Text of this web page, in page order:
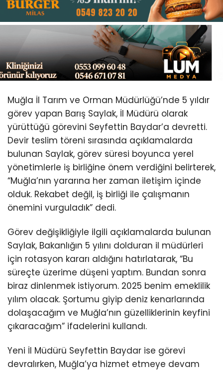
Youtube
Muğla İl Tarım ve Orman Müdürlüğü’nde 5 yıldır
görev yapan Barış Saylak, İl Müdürü olarak
yürüttüğü görevini Seyfettin Baydar’a devretti.
Devir teslim töreni sırasında açıklamalarda
bulunan Saylak, görev süresi boyunca yerel
yönetimlerle iş birliğine önem verdiğini belirterek,
“Muğla’nın yararına her zaman iletişim içinde
olduk. Rekabet değil, iş birliği ile çalışmanın
önemini vurguladık” dedi.
Görev değişikliğiyle ilgili açıklamalarda bulunan
Saylak, Bakanlığın 5 yılını dolduran il müdürleri
için rotasyon kararı aldığını hatırlatarak, “Bu
süreçte üzerime düşeni yaptım. Bundan sonra
biraz dinlenmek istiyorum. 2025 benim emeklilik
yılım olacak. Şortumu giyip deniz kenarlarında
dolaşacağım ve Muğla’nın güzelliklerinin keyfini
çıkaracağım” ifadelerini kullandı.
Yeni İl Müdürü Seyfettin Baydar ise görevi
devralırken, Muğla’ya hizmet etmeye devam